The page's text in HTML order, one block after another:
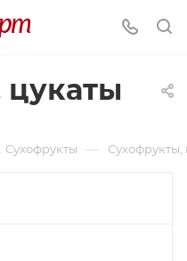
Сухофрукты — Сухофрукты,